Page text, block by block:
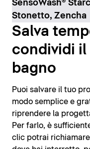
SensoWash®
Stonetto, Zencha
Salva
condividi
bagno
Puoi salvare il tuo
modo semplice e
riprendere la
Per farlo, è
clic potrai